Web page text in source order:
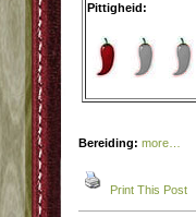
Pittigheid:
Bereiding: more…
Print This Post